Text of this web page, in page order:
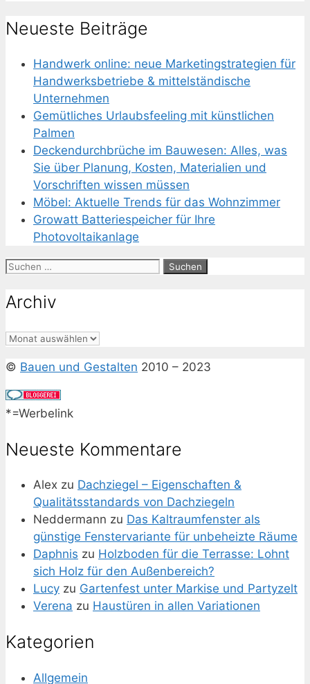
Neueste Beiträge
Handwerk online: neue Marketingstrategien für
Handwerksbetriebe & mittelständische
Unternehmen
Gemütliches Urlaubsfeeling mit künstlichen
Palmen
Deckendurchbrüche im Bauwesen: Alles, was
Sie über Planung, Kosten, Materialien und
Vorschriften wissen müssen
Möbel: Aktuelle Trends für das Wohnzimmer
Growatt Batteriespeicher für Ihre
Photovoltaikanlage
Suchen
Archiv
Archiv
© Bauen und Gestalten 2010 – 2023
*=Werbelink
Neueste Kommentare
Alex zu Dachziegel – Eigenschaften &
Qualitätsstandards von Dachziegeln
Neddermann zu Das Kaltraumfenster als
günstige Fenstervariante für unbeheizte Räume
Daphnis zu Holzboden für die Terrasse: Lohnt
sich Holz für den Außenbereich?
Lucy zu Gartenfest unter Markise und Partyzelt
Verena zu Haustüren in allen Variationen
Kategorien
Allgemein